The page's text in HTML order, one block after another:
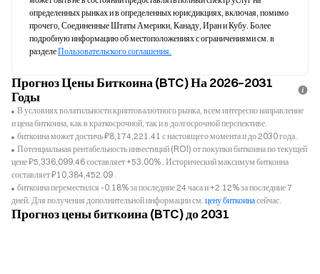
определенных рынках и в определенных юрисдикциях, включая, помимо
прочего, Соединенные Штаты Америки, Канаду, Иран и Кубу. Более
подробную информацию об местоположениях с ограничениями см. в
разделе Пользовательского соглашения.
Прогноз Цены Биткоина (BTC) На 2026–2031
Годы
В условиях волатильности криптовалютного рынка, всем интересно направление
и цена биткоина, как в краткосрочной, так и в долгосрочной перспективе.
биткоина может достичь ₽8,174,221.41 с настоящего момента и до 2030 года.
Потенциальная рентабельность инвестиций (ROI) от покупки биткоина по текущей
цене ₽5,336,099.46 составляет +53.00% . Исторический максимум биткоина
составляет ₽10,384,452.09 .
биткоина переместился -0.18% за последние 24 часа и +2.12% за последние 7
дней. Для получения дополнительной информации см. цену биткоинасейчас.
Прогноз цены биткоина (BTC) до 2031